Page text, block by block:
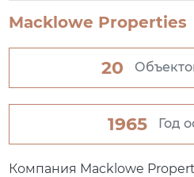
Macklowe Properties
20
1965 Год
Компания Macklowe